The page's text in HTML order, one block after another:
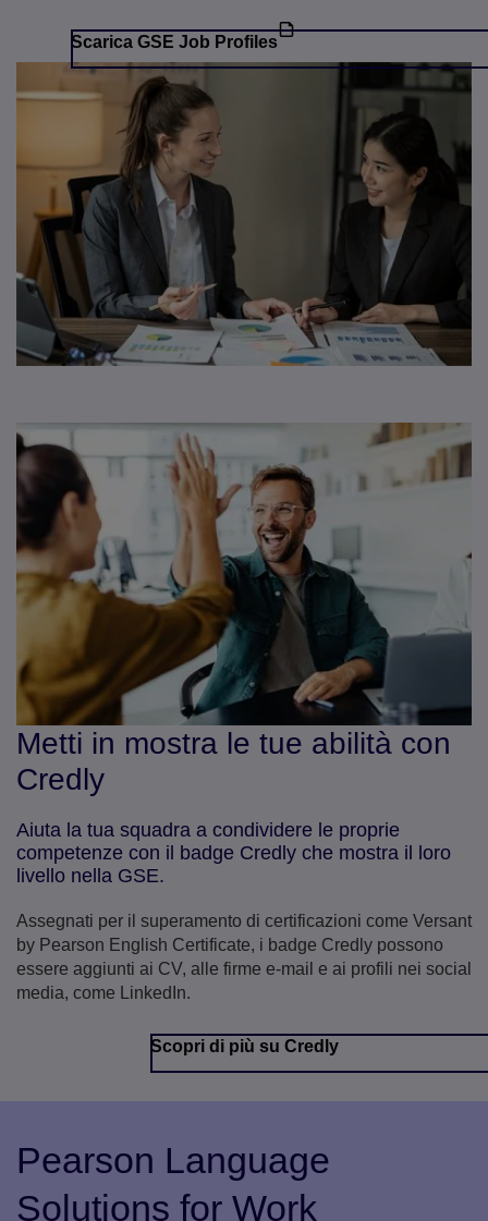
Scarica GSE Job Profiles
Metti in mostra le tue abilità con
Credly
Aiuta la tua squadra a condividere le proprie
competenze con il badge Credly che mostra il loro
livello nella GSE.
Assegnati per il superamento di certificazioni come Versant
by Pearson English Certificate, i badge Credly possono
essere aggiunti ai CV, alle firme e-mail e ai profili nei social
media, come LinkedIn.
Scopri di più su Credly
Pearson Language
Solutions for Work